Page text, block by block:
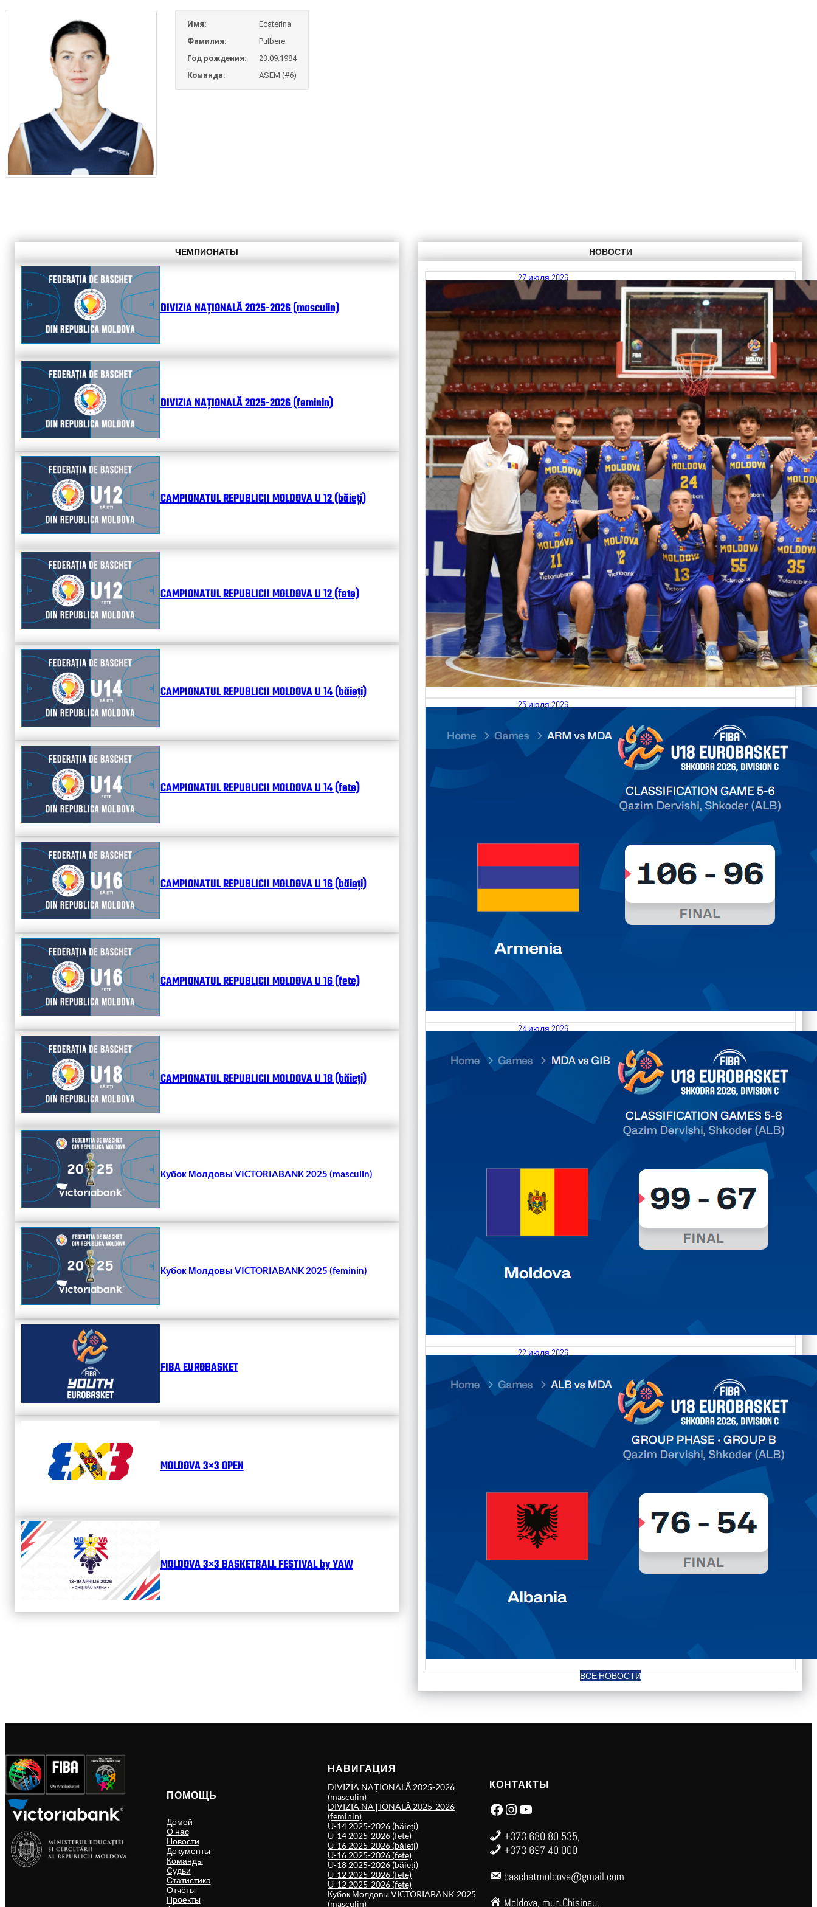
Имя:
Ecaterina
Фамилия:
Pulbere
Год рождения:
23.09.1984
Команда:
ASEM (#6)
ЧЕМПИОНАТЫ
DIVIZIA NAȚIONALĂ 2025-2026 (masculin)
DIVIZIA NAȚIONALĂ 2025-2026 (feminin)
CAMPIONATUL REPUBLICII MOLDOVA U 12 (băieți)
CAMPIONATUL REPUBLICII MOLDOVA U 12 (fete)
CAMPIONATUL REPUBLICII MOLDOVA U 14 (băieți)
CAMPIONATUL REPUBLICII MOLDOVA U 14 (fete)
CAMPIONATUL REPUBLICII MOLDOVA U 16 (băieți)
CAMPIONATUL REPUBLICII MOLDOVA U 16 (fete)
CAMPIONATUL REPUBLICII MOLDOVA U 18 (băieți)
Кубок Молдовы VICTORIABANK 2025 (masculin)
Кубок Молдовы VICTORIABANK 2025 (feminin)
FIBA EUROBASKET
MOLDOVA 3×3 OPEN
MOLDOVA 3×3 BASKETBALL FESTIVAL by YAW
НОВОСТИ
27 июля 2026
Итоги FIBA U18 EuroBasket 2026, Division C
КалендарьТаблица Выберите Обзор Статистика Матч сыгран 0
Читать далее
25 июля 2026
26.07.2026 Armenia vs Moldova FIBA U18 EuroBasket 2026,
Division C
КалендарьТаблица Выберите Обзор Статистика Матч сыгран 0
Читать далее
24 июля 2026
25.07.2026 Moldova vs Gibraltar FIBA U18 EuroBasket 2026,
Division C
КалендарьТаблица Выберите Обзор Статистика Матч сыгран 0
Читать далее
22 июля 2026
23.07.2026 Albania vs Moldova FIBA U18 EuroBasket 2026,
Division C
КалендарьТаблица Выберите Обзор Статистика Матч сыгран 0
Читать далее
ВСЕ НОВОСТИ
ПОМОЩЬ
Домой
О нас
Новости
Документы
Команды
Судьи
Статистика
Отчёты
Проекты
НАВИГАЦИЯ
DIVIZIA NAȚIONALĂ 2025-2026
(masculin)
DIVIZIA NAȚIONALĂ 2025-2026
(feminin)
U-14 2025-2026 (băieți)
U-14 2025-2026 (fete)
U-16 2025-2026 (băieți)
U-16 2025-2026 (fete)
U-18 2025-2026 (băieți)
U-12 2025-2026 (fete)
U-12 2025-2026 (fete)
Кубок Молдовы VICTORIABANK 2025
(masculin)
КОНТАКТЫ
Facebook Instagram YouTube
+373 680 80 535,
+373 697 40 000
baschetmoldova@gmail.com
Moldova, mun.Chisinau,